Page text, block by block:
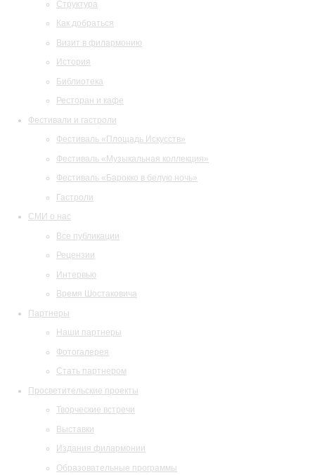
Структура
Как добраться
Визит в филармонию
История
Библиотека
Ресторан и кафе
Фестивали и гастроли
Фестиваль «Площадь Искусств»
Фестиваль «Музыкальная коллекция»
Фестиваль «Барокко в белую ночь»
Гастроли
СМИ о нас
Все публикации
Рецензии
Интервью
Время Шостаковича
Партнеры
Наши партнеры
Фотогалерея
Стать партнером
Просветительские проекты
Творческие встречи
Выставки
Издания филармонии
Образовательные программы